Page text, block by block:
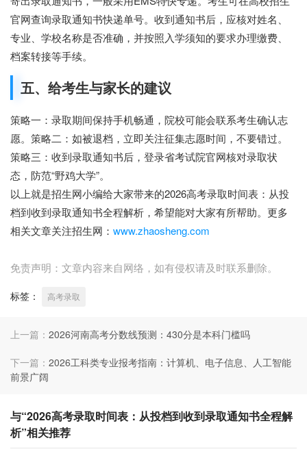
官网查询录取通知书快递单号。收到通知书后，应核对姓名、
专业、学校名称是否准确，并按照入学须知的要求办理缴费、
档案转接等手续。
五、给考生与家长的建议
策略一： 录取期间保持手机畅通，院校可能会联系考生确认志
愿。 策略二： 如被退档，立即关注征集志愿时间，不要错过。
策略三： 收到录取通知书后，登录省考试院官网核对录取状
态，防范“野鸡大学”。
以上就是招生网小编给大家带来的2026高考录取时间表：从投
档到收到录取通知书全程解析，希望能对大家有所帮助。更多
相关文章关注招生网： www.zhaosheng.com
免责声明：文章内容来自网络，如有侵权请及时联系删除。
标签： 高考录取
上一篇： 2026河南高考分数线预测：430分是本科门槛吗
下一篇： 2026工科类专业报考指南：计算机、电子信息、人工智能
前景广阔
与“2026高考录取时间表：从投档到收到录取通知书全程解
析”相关推荐